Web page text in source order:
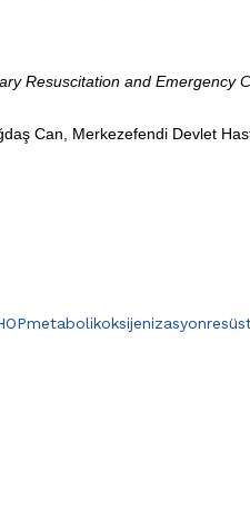
Resuscitation and Emergency
Can, Merkezefendi Devlet
metabolikoksijenizasyon